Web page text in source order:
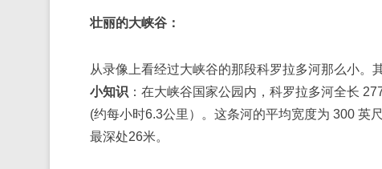
壮丽的大峡谷：
从录像上看经过大峡谷的那段科罗拉多河那么小。
小知识 ：在大峡谷国家公园内，科罗拉多河全长
(约每小时6.3公里）。这条河的平均宽度为 300 英
最深处26米。